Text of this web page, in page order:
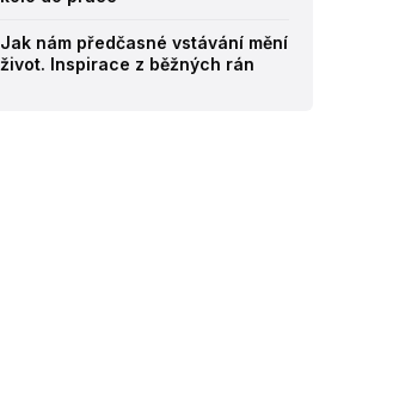
Jak nám předčasné vstávání mění
život. Inspirace z běžných rán